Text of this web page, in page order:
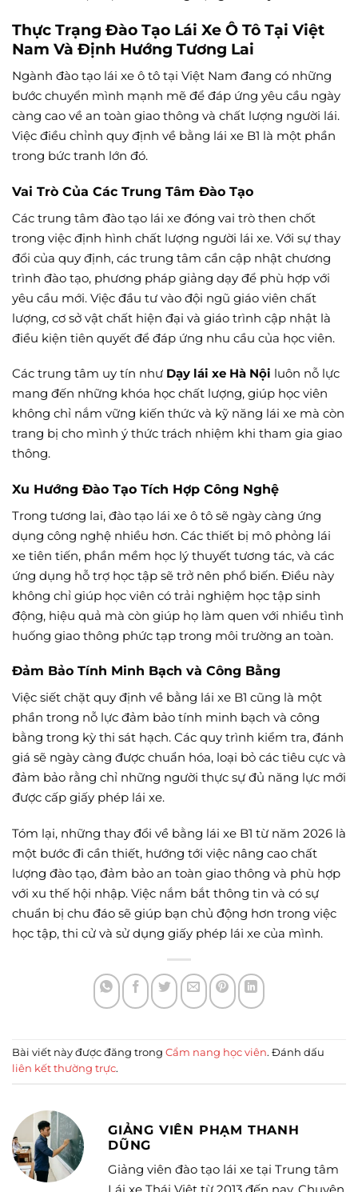
Thực Trạng Đào Tạo Lái Xe Ô Tô Tại Việt
Nam Và Định Hướng Tương Lai
Ngành đào tạo lái xe ô tô tại Việt Nam đang có những
bước chuyển mình mạnh mẽ để đáp ứng yêu cầu ngày
càng cao về an toàn giao thông và chất lượng người lái.
Việc điều chỉnh quy định về bằng lái xe B1 là một phần
trong bức tranh lớn đó.
Vai Trò Của Các Trung Tâm Đào Tạo
Các trung tâm đào tạo lái xe đóng vai trò then chốt
trong việc định hình chất lượng người lái xe. Với sự thay
đổi của quy định, các trung tâm cần cập nhật chương
trình đào tạo, phương pháp giảng dạy để phù hợp với
yêu cầu mới. Việc đầu tư vào đội ngũ giáo viên chất
lượng, cơ sở vật chất hiện đại và giáo trình cập nhật là
điều kiện tiên quyết để đáp ứng nhu cầu của học viên.
Các trung tâm uy tín như Dạy lái xe Hà Nội luôn nỗ lực
mang đến những khóa học chất lượng, giúp học viên
không chỉ nắm vững kiến thức và kỹ năng lái xe mà còn
trang bị cho mình ý thức trách nhiệm khi tham gia giao
thông.
Xu Hướng Đào Tạo Tích Hợp Công Nghệ
Trong tương lai, đào tạo lái xe ô tô sẽ ngày càng ứng
dụng công nghệ nhiều hơn. Các thiết bị mô phỏng lái
xe tiên tiến, phần mềm học lý thuyết tương tác, và các
ứng dụng hỗ trợ học tập sẽ trở nên phổ biến. Điều này
không chỉ giúp học viên có trải nghiệm học tập sinh
động, hiệu quả mà còn giúp họ làm quen với nhiều tình
huống giao thông phức tạp trong môi trường an toàn.
Đảm Bảo Tính Minh Bạch và Công Bằng
Việc siết chặt quy định về bằng lái xe B1 cũng là một
phần trong nỗ lực đảm bảo tính minh bạch và công
bằng trong kỳ thi sát hạch. Các quy trình kiểm tra, đánh
giá sẽ ngày càng được chuẩn hóa, loại bỏ các tiêu cực và
đảm bảo rằng chỉ những người thực sự đủ năng lực mới
được cấp giấy phép lái xe.
Tóm lại, những thay đổi về bằng lái xe B1 từ năm 2026 là
một bước đi cần thiết, hướng tới việc nâng cao chất
lượng đào tạo, đảm bảo an toàn giao thông và phù hợp
với xu thế hội nhập. Việc nắm bắt thông tin và có sự
chuẩn bị chu đáo sẽ giúp bạn chủ động hơn trong việc
học tập, thi cử và sử dụng giấy phép lái xe của mình.
Bài viết này được đăng trong Cẩm nang học viên. Đánh dấu
liên kết thường trực.
GIẢNG VIÊN PHẠM THANH
DŨNG
Giảng viên đào tạo lái xe tại Trung tâm
Lái xe Thái Việt từ 2013 đến nay. Chuyên